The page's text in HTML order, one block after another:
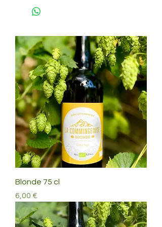
offre des arômes fruités.
estivaux.
5°C
Blonde 75 cl
Prix
6,00 €